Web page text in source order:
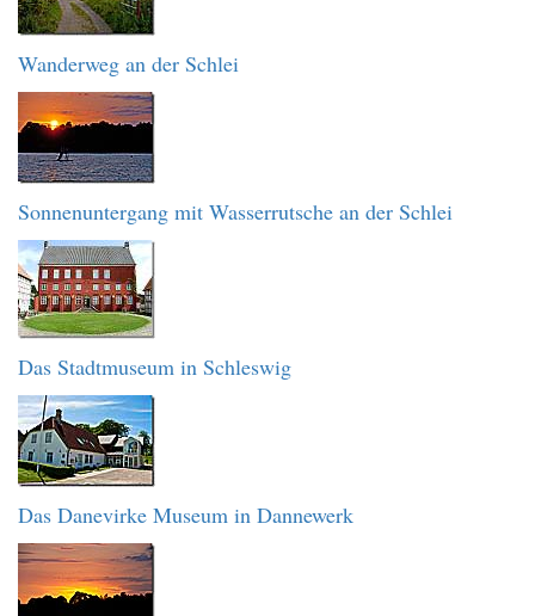
Wanderweg an der Schlei
Sonnenuntergang mit Wasserrutsche an der Schlei
Das Stadtmuseum in Schleswig
Das Danevirke Museum in Dannewerk